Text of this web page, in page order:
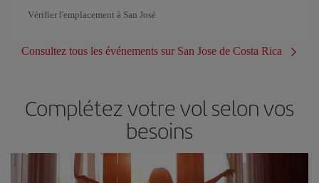
Vérifier l'emplacement à San José
Consultez tous les événements sur San Jose de Costa Rica
Complétez votre vol selon vos
besoins